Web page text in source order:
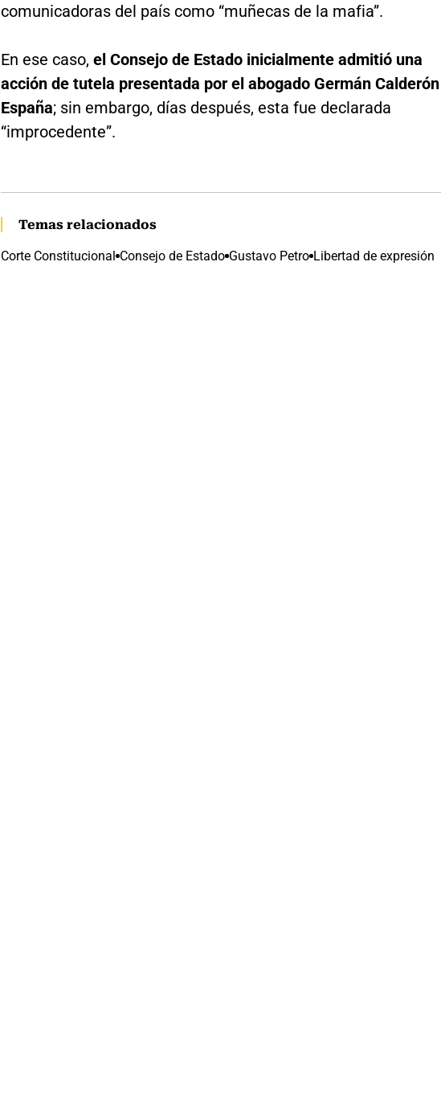
comunicadoras del país como “muñecas de la mafia”.
En ese caso, el Consejo de Estado inicialmente admitió una
acción de tutela presentada por el abogado Germán Calderón
España; sin embargo, días después, esta fue declarada
“improcedente”.
Temas relacionados
Corte Constitucional Consejo de Estado Gustavo Petro Libertad de expresión